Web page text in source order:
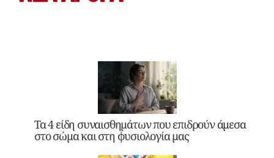
Τα 4 είδη συναισθημάτων που επιδρούν άμεσα
στο σώμα και στη φυσιολογία μας